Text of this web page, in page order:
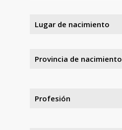
Lugar de nacimiento
Provincia de nacimiento
Profesión